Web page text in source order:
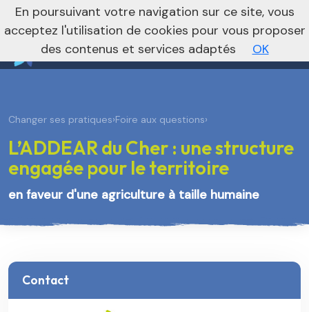
Vers le site régional Vers le site national
nivo_2026: 1
Changer ses pratiques›Foire aux questions›
L’ADDEAR du Cher : une structure
engagée pour le territoire
en faveur d'une agriculture à taille humaine
Contact
En poursuivant votre navigation sur ce site, vous
acceptez l'utilisation de cookies pour vous proposer
des contenus et services adaptés
OK